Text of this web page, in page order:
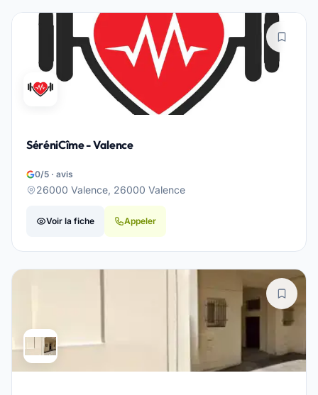
SéréniCîme - Valence
0/5 · avis
26000 Valence, 26000 Valence
Voir la fiche Appeler